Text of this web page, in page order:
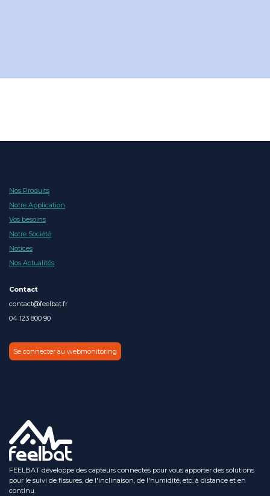
Nos Produits
Notre Application
Vos besoins
Notre Société
Notices
Nos Actualités
Contact
contact@feelbat.fr
04 123 800 90
Se connecter au webmonitoring
FEELBAT développe des capteurs connectés pour vous apporter des solutions
pour le suivi de fissures, de l'inclinaison, de l'humidité, etc. à distance et en
continu.